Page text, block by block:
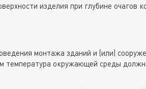
изделия при глубине очагов
монтажа зданий и (или)
температура окружающей среды